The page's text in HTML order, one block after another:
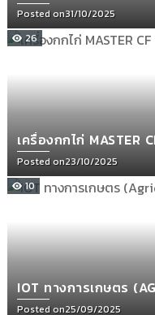
Posted on31/10/2025
26
เครื่องกกไก่ MASTER
Posted on23/10/2025
10
IOT ทางการเกษตร
Posted on25/09/2025